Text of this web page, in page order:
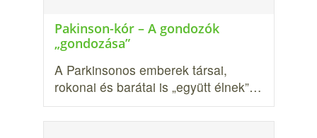
Pakinson-kór – A gondozók
„gondozása”
A Parkinsonos emberek társai,
rokonai és barátai is „együtt élnek”…